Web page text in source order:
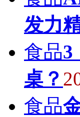
发力
食品3
桌？
食品